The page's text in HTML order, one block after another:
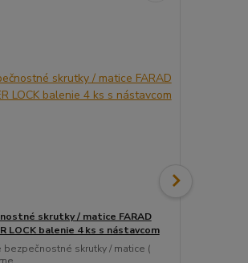
skrutky / matice FARAD
LOCK balenie 4 ks s nástavcom
bezpečnostné skrutky / matice (